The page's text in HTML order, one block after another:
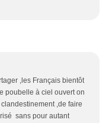
,les Français bientôt
poubelle à ciel ouvert on
,de faire
sans pour autant